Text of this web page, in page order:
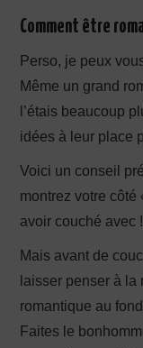
Comment être
Perso, je peux
Même un grand
l’étais beaucoup
idées à leur place
Voici un conseil
montrez votre côté
avoir couché avec
Mais avant de
laisser penser à
romantique au
Faites le